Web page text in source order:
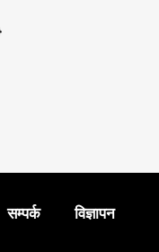
सम्पर्क विज्ञापन